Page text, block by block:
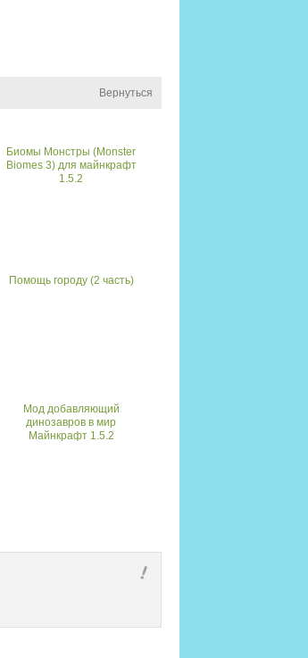
Вернуться
Биомы Монстры (Monster
Biomes 3) для майнкрафт
1.5.2
Помощь городу (2 часть)
Мод добавляющий
динозавров в мир
Майнкрафт 1.5.2